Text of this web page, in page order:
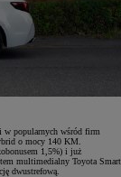
w popularnych wśród firm
o mocy 140 KM.
1,5%) i już
multimedialny Toyota Smart
dwustrefową.